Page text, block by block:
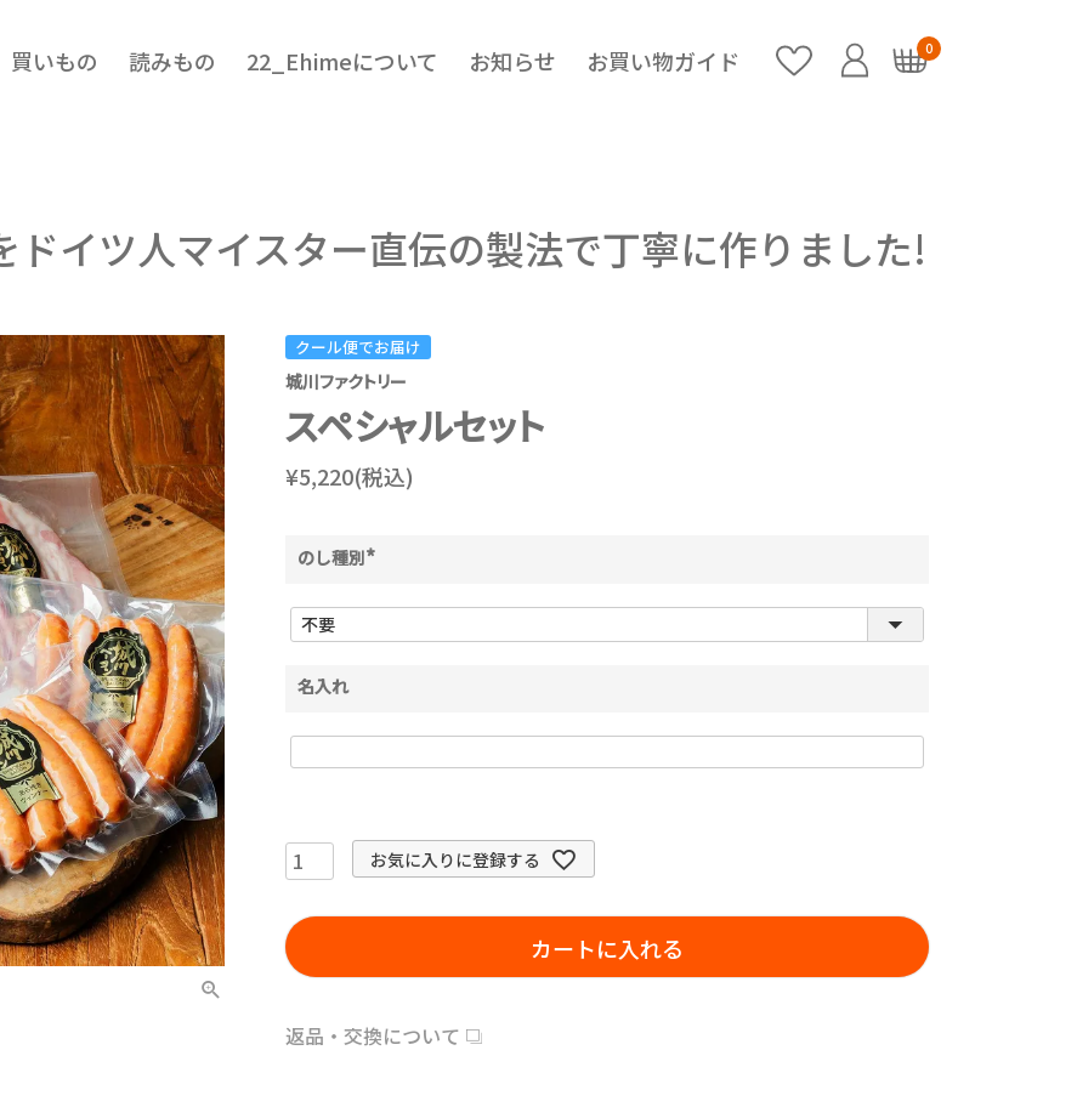
買いもの 読みもの 22_Ehimeについて お知らせ お買い物ガイド 0
ドイツ人マイスター直伝の製法で丁寧に作りました!
クール便でお届け
城川ファクトリー
スペシャルセット
¥5,220(税込)
のし種別
須
名入れ
お気に入りに登録する
カートに入れる
返品・交換について